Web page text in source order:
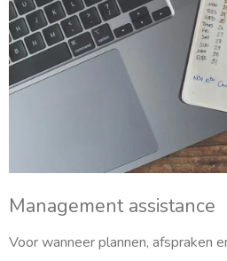
Management assistance
Voor wanneer plannen, afspraken